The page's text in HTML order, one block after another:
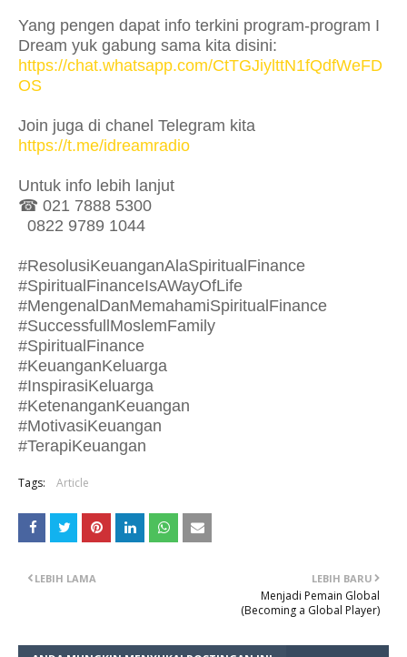
Yang pengen dapat info terkini program-program I
Dream yuk gabung sama kita disini:
https://chat.whatsapp.com/CtTGJiylttN1fQdfWeFD
OS
Join juga di chanel Telegram kita
https://t.me/idreamradio
Untuk info lebih lanjut
☎ 021 7888 5300
0822 9789 1044
#ResolusiKeuanganAlaSpiritualFinance
#SpiritualFinanceIsAWayOfLife
#MengenalDanMemahamiSpiritualFinance
#SuccessfullMoslemFamily
#SpiritualFinance
#KeuanganKeluarga
#InspirasiKeluarga
#KetenanganKeuangan
#MotivasiKeuangan
#TerapiKeuangan
Tags: Article
LEBIH BARU
Menjadi Pemain Global
(Becoming a Global Player)
LEBIH LAMA